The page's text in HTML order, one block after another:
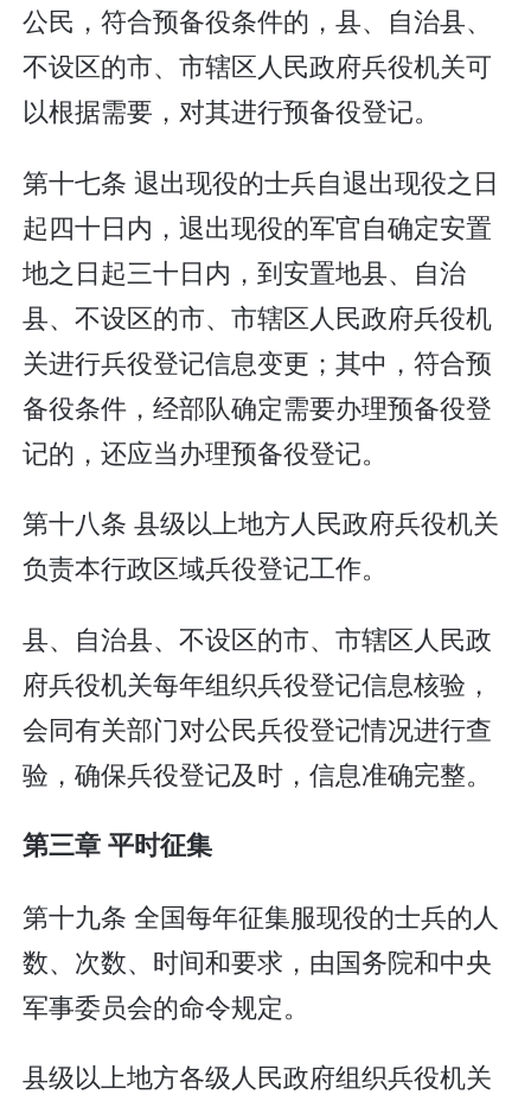
公民，符合预备役条件的，县、自治县、
不设区的市、市辖区人民政府兵役机关可
以根据需要，对其进行预备役登记。
第十七条 退出现役的士兵自退出现役之日
起四十日内，退出现役的军官自确定安置
地之日起三十日内，到安置地县、自治
县、不设区的市、市辖区人民政府兵役机
关进行兵役登记信息变更；其中，符合预
备役条件，经部队确定需要办理预备役登
记的，还应当办理预备役登记。
第十八条 县级以上地方人民政府兵役机关
负责本行政区域兵役登记工作。
县、自治县、不设区的市、市辖区人民政
府兵役机关每年组织兵役登记信息核验，
会同有关部门对公民兵役登记情况进行查
验，确保兵役登记及时，信息准确完整。
第三章 平时征集
第十九条 全国每年征集服现役的士兵的人
数、次数、时间和要求，由国务院和中央
军事委员会的命令规定。
县级以上地方各级人民政府组织兵役机关